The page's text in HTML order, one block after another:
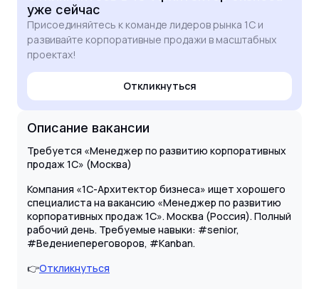
уже сейчас
Присоединяйтесь к команде лидеров рынка 1С и
развивайте корпоративные продажи в масштабных
проектах!
Откликнуться
Описание вакансии
Требуется «Менеджер по развитию корпоративных
продаж 1С» (Москва)
Компания «1С-Архитектор бизнеса» ищет хорошего
специалиста на вакансию «Менеджер по развитию
корпоративных продаж 1С». Москва (Россия). Полный
рабочий день. Требуемые навыки: #senior,
#Ведениепереговоров, #Kanban.
👉Откликнуться